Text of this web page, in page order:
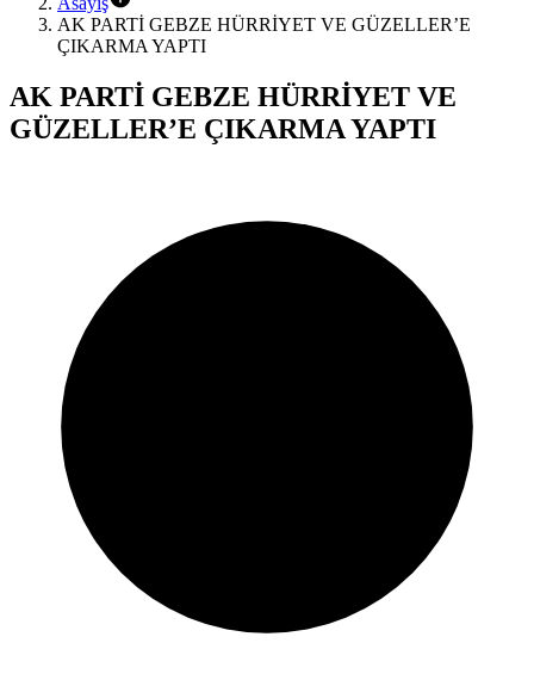
AK PARTİ GEBZE HÜRRİYET VE GÜZELLER’E
ÇIKARMA YAPTI
AK PARTİ GEBZE HÜRRİYET VE
GÜZELLER’E ÇIKARMA YAPTI